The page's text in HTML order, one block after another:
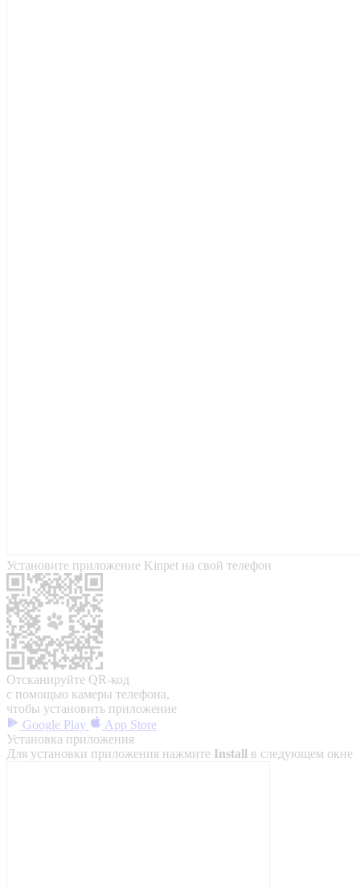
Установите приложение Kinpet на свой телефон
Отсканируйте QR-код
с помощью камеры телефона,
чтобы установить приложение
Google Play
App Store
Установка приложения
Для установки приложения нажмите Install в следующем окне